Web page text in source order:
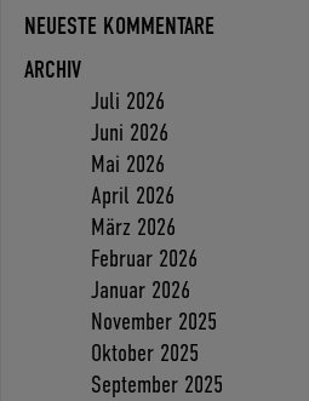
NEUESTE KOMMENTARE
ARCHIV
Juli 2026
Juni 2026
Mai 2026
April 2026
März 2026
Februar 2026
Januar 2026
November 2025
Oktober 2025
September 2025